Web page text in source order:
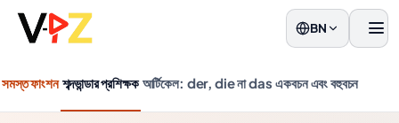
BN মেনু
সমস্ত ফাংশন শব্দভান্ডার প্রশিক্ষক আর্টিকেল: der, die না das একবচন এবং বহুবচন